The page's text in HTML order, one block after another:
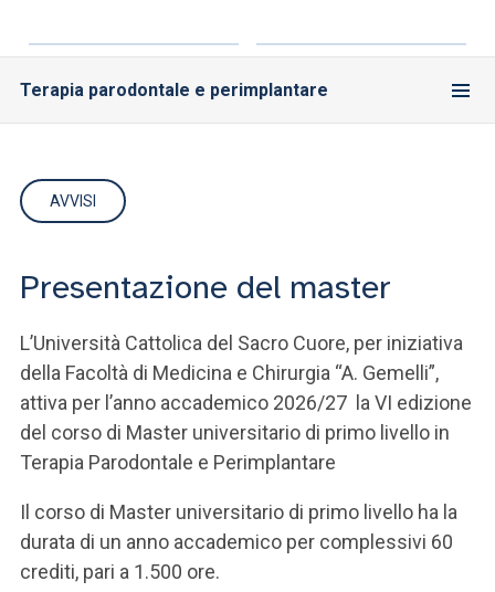
Terapia parodontale e perimplantare
AVVISI
Presentazione del master
L’Università Cattolica del Sacro Cuore, per iniziativa
della Facoltà di Medicina e Chirurgia “A. Gemelli”,
attiva per l’anno accademico 2026/27 la VI edizione
del corso di Master universitario di primo livello in
Terapia Parodontale e Perimplantare
Il corso di Master universitario di primo livello ha la
durata di un anno accademico per complessivi 60
crediti, pari a 1.500 ore.